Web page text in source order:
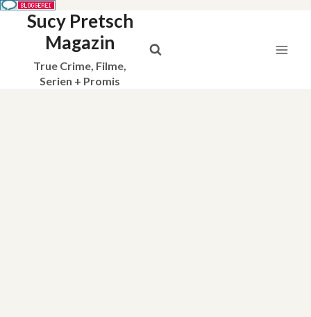
Sucy Pretsch
Magazin
True Crime, Filme,
Serien + Promis